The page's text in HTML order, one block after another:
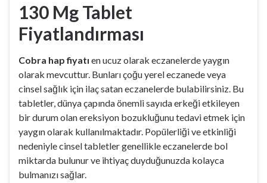
130 Mg Tablet
Fiyatlandırması
Cobra hap fiyatı en ucuz olarak eczanelerde yaygın
olarak mevcuttur. Bunları çoğu yerel eczanede veya
cinsel sağlık için ilaç satan eczanelerde bulabilirsiniz. Bu
tabletler, dünya çapında önemli sayıda erkeği etkileyen
bir durum olan ereksiyon bozukluğunu tedavi etmek için
yaygın olarak kullanılmaktadır. Popülerliği ve etkinliği
nedeniyle cinsel tabletler genellikle eczanelerde bol
miktarda bulunur ve ihtiyaç duyduğunuzda kolayca
bulmanızı sağlar.